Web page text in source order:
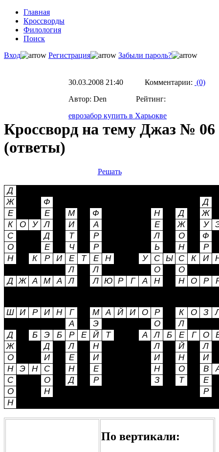
Главная
Кроссворды
Филология
Поиск
Вход
Регистрация Забыли пароль?
30.03.2008 21:40 Комментарии: (0)
Автор: Den Рейтинг:
еврозабор купить в Харьокве
Кроссворд на тему Джаз № 06
(ответы)
Решать
По вертикали: